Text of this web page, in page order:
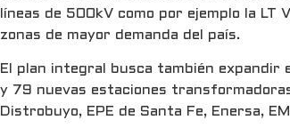
líneas de 500kV como por ejemplo la
zonas de mayor demanda del país.
El plan integral busca también
y 79 nuevas estaciones
Distrobuyo, EPE de Santa Fe, Enersa,